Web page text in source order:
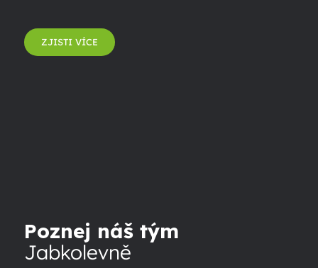
ZJISTI VÍCE
Poznej náš tým
Jabkolevně